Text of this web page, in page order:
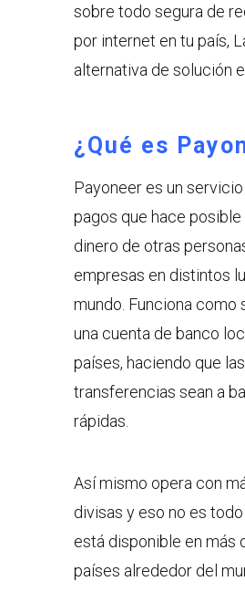
sobre todo segura de
por internet en tu país,
alternativa de solución
¿Qué es
Payoneer es un
pagos que hace
dinero de otras
empresas en distintos
mundo. Funciona como
una cuenta de banco
países, haciendo que las
transferencias sean a
rápidas.
Así mismo opera con
divisas y eso no es
está disponible en más
países alrededor del